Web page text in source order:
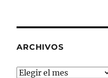
ARCHIVOS
Archivos